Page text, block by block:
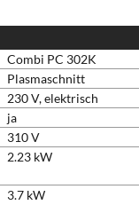
Combi PC 302K
Plasmaschnitt
230 V, elektrisch
ja
310 V
2.23 kW
3.7 kW